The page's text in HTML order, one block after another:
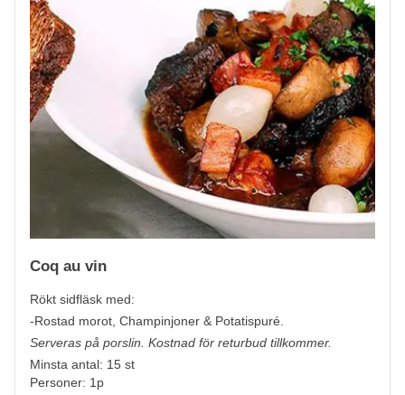
Coq au vin
Rökt sidfläsk med:
-Rostad morot, Champinjoner & Potatispuré.
Serveras på porslin. Kostnad för returbud tillkommer.
Minsta antal: 15 st
Personer: 1p